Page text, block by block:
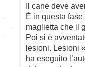
Il cane deve
È in questa
maglietta che il
Poi si è
lesioni. Lesioni
ha eseguito